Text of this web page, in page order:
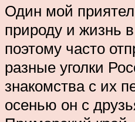
Один мой
природу и жизнь
поэтому часто
разные уголки
знакомства с их
осенью он с